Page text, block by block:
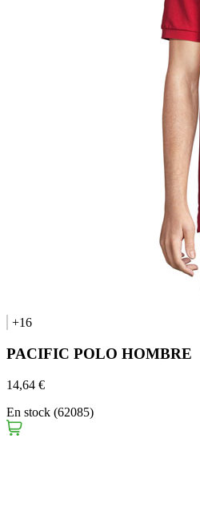
+16
PACIFIC POLO HOMBRE
14,64 €
En stock (62085)